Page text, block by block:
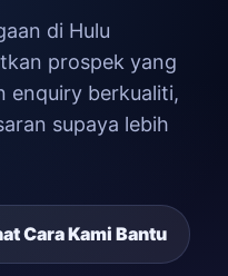
di Hulu
prospek yang
enquiry berkualiti,
supaya lebih
Cara Kami Bantu